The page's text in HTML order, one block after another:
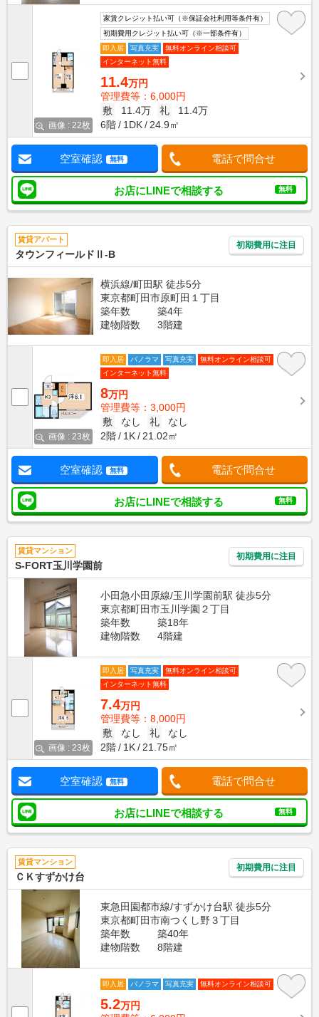
画像 : 22枚
家賃クレジット払い可（※保証会社利用等条件有）
初期費用クレジット払い可（※一部条件有）
即入居
写真充実
無料オンライン相談可
インターネット無料
11.4万円
管理費等：6,000円
敷
11.4万 礼
11.4万
6階
1DK 24.9㎡
空室確認 無料 電話で問合せ
お店にLINEで相談する 無料
賃貸アパート
タウンフィールドⅡ-B
初期費用に注目
横浜線/町田駅 徒歩5分
東京都町田市原町田１丁目
築年数
築4年
建物階数
3階建
画像 : 23枚
即入居 パノラマ 写真充実
無料オンライン相談可
インターネット無料
8万円
管理費等：3,000円
敷
なし 礼
なし
2階
1K 21.02㎡
空室確認 無料 電話で問合せ
お店にLINEで相談する 無料
賃貸マンション
S-FORT玉川学園前
初期費用に注目
小田急小田原線/玉川学園前駅 徒歩5分
東京都町田市玉川学園２丁目
築年数
築18年
建物階数
4階建
画像 : 23枚
即入居 写真充実
無料オンライン相談可
インターネット無料
7.4万円
管理費等：8,000円
敷
なし 礼
なし
2階
1K 21.75㎡
空室確認 無料 電話で問合せ
お店にLINEで相談する 無料
賃貸マンション
ＣＫすずかけ台
初期費用に注目
東急田園都市線/すずかけ台駅 徒歩5分
東京都町田市南つくし野３丁目
築年数
築40年
建物階数
8階建
即入居 パノラマ 写真充実 無料オンライン相談可
5.2万円